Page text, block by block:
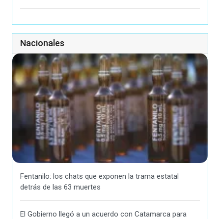
Nacionales
Fentanilo: los chats que exponen la trama estatal
detrás de las 63 muertes
El Gobierno llegó a un acuerdo con Catamarca para